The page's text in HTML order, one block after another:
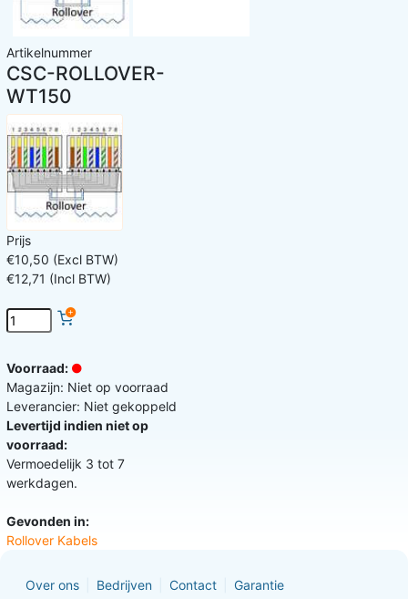
Artikelnummer
CSC-ROLLOVER-
WT150
Prijs
€10,50 (Excl BTW)
€12,71 (Incl BTW)
Voorraad:
Magazijn: Niet op voorraad
Leverancier: Niet gekoppeld
Levertijd indien niet op
voorraad:
Vermoedelijk 3 tot 7
werkdagen.
Gevonden in:
Rollover Kabels
Over ons Bedrijven Contact Garantie